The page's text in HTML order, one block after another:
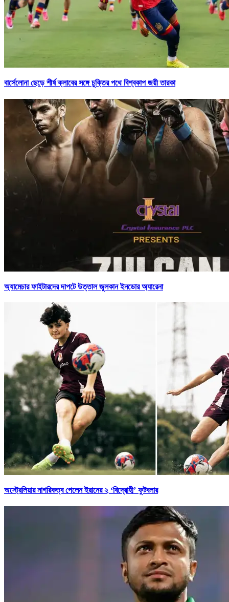
বার্সেলোনা ছেড়ে শীর্ষ ক্লাবের সঙ্গে চুক্তির পথে বিশ্বকাপ জয়ী তারকা
অ্যামেচার ফাইটারদের দাপটে উত্তাল জুলকান ইনডোর অ্যারেনা
অস্ট্রেলিয়ার নাগরিকত্ব পেলেন ইরানের ২ ‘বিদ্রোহী’ ফুটবলার